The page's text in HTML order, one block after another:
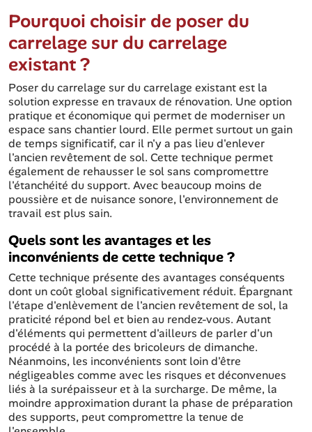
Pourquoi choisir de poser du
carrelage sur du carrelage
existant ?
Poser du carrelage sur du carrelage existant est la
solution expresse en travaux de rénovation. Une option
pratique et économique qui permet de moderniser un
espace sans chantier lourd. Elle permet surtout un gain
de temps significatif, car il n'y a pas lieu d'enlever
l'ancien revêtement de sol. Cette technique permet
également de rehausser le sol sans compromettre
l'étanchéité du support. Avec beaucoup moins de
poussière et de nuisance sonore, l'environnement de
travail est plus sain.
Quels sont les avantages et les
inconvénients de cette technique ?
Cette technique présente des avantages conséquents
dont un coût global significativement réduit. Épargnant
l'étape d'enlèvement de l'ancien revêtement de sol, la
praticité répond bel et bien au rendez-vous. Autant
d'éléments qui permettent d'ailleurs de parler d'un
procédé à la portée des bricoleurs de dimanche.
Néanmoins, les inconvénients sont loin d'être
négligeables comme avec les risques et déconvenues
liés à la surépaisseur et à la surcharge. De même, la
moindre approximation durant la phase de préparation
des supports, peut compromettre la tenue de